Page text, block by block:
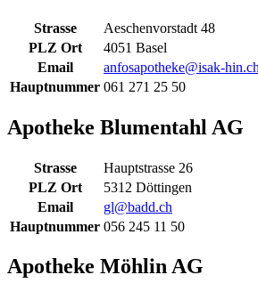
Strasse
Aeschenvorstadt 48
PLZ Ort
4051 Basel
Email
anfosapotheke@isak-hin.ch
Hauptnummer 061 271 25 50
Apotheke Blumentahl AG
Strasse
Hauptstrasse 26
PLZ Ort
5312 Döttingen
Email
gl@badd.ch
Hauptnummer 056 245 11 50
Apotheke Möhlin AG